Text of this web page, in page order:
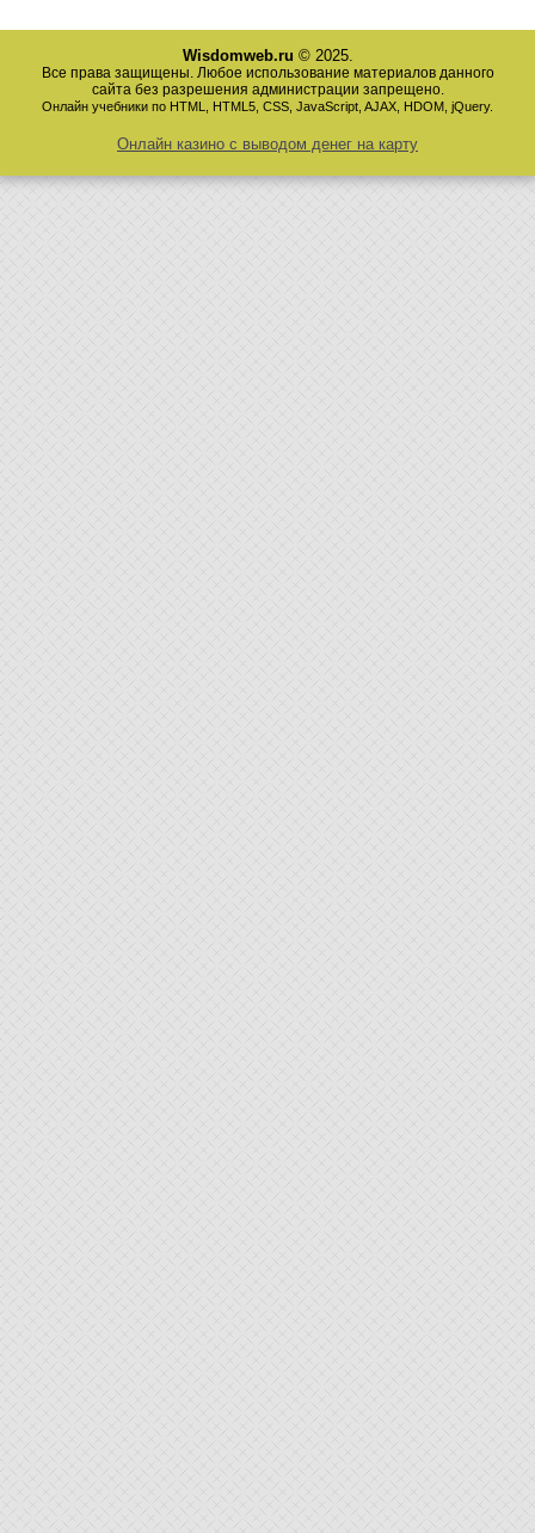
Wisdomweb.ru © 2025.
Все права защищены. Любое использование материалов данного
сайта без разрешения администрации запрещено.
Онлайн учебники по HTML, HTML5, CSS, JavaScript, AJAX, HDOM, jQuery.
Онлайн казино с выводом денег на карту